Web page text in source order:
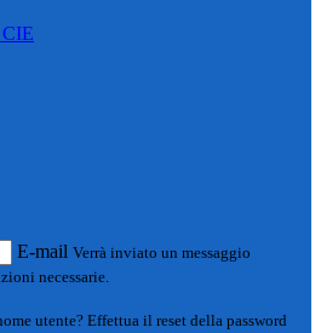
E-mail Verrà inviato un messaggio
necessarie.
utente? Effettua il reset della password